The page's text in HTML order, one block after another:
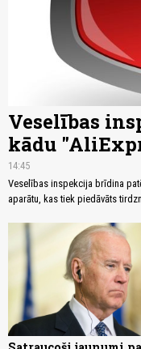
Veselības
kādu
14:45
Veselības inspekcija brīdina
aparātu, kas tiek piedāvāts